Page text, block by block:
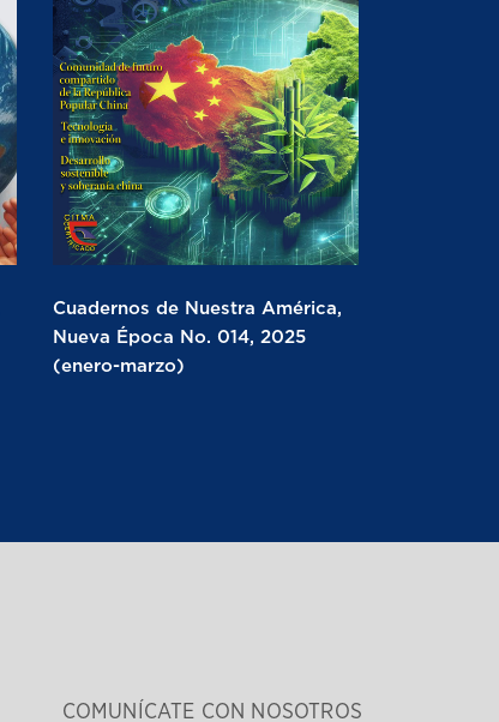
Cuadernos de Nuestra América,
Nueva Época No. 014, 2025
(enero-marzo)
COMUNÍCATE CON NOSOTROS